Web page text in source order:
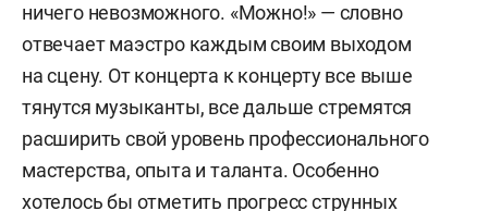
ничего невозможного. «Можно!» — словно
отвечает маэстро каждым своим выходом
на сцену. От концерта к концерту все выше
тянутся музыканты, все дальше стремятся
расширить свой уровень профессионального
мастерства, опыта и таланта. Особенно
хотелось бы отметить прогресс струнных